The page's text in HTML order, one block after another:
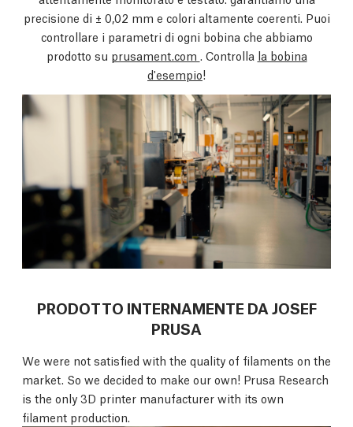
precisione di ± 0,02 mm e colori altamente coerenti. Puoi
controllare i parametri di ogni bobina che abbiamo
prodotto su prusament.com . Controlla la bobina
d'esempio!
PRODOTTO INTERNAMENTE DA JOSEF
PRUSA
We were not satisfied with the quality of filaments on the
market. So we decided to make our own! Prusa Research
is the only 3D printer manufacturer with its own
filament production.